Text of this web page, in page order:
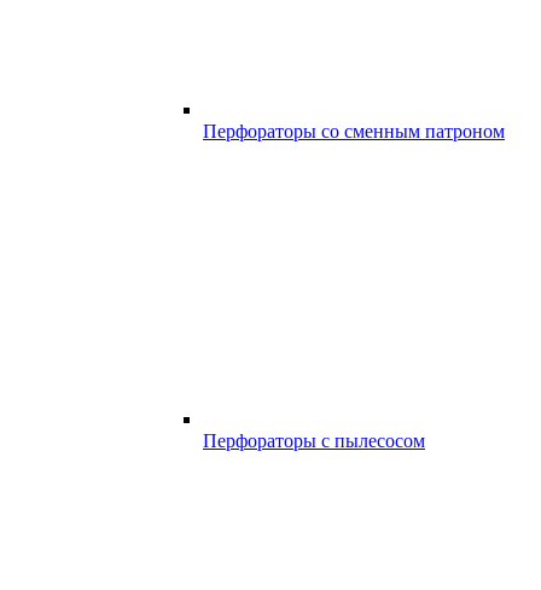
Перфораторы со сменным патроном
Перфораторы с пылесосом